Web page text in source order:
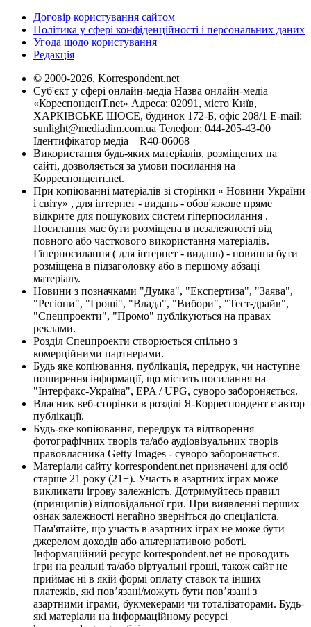
Договір користування сайтом
Політика у сфері конфіденційності і персональних даних
Угода щодо користування
Редакція
© 2000-2026, Korrespondent.net
Суб'єкт у сфері онлайн-медіа Назва онлайн-медіа –
«КореспонденТ.net» Адреса: 02091, місто Київ,
ХАРКІВСЬКЕ ШОСЕ, будинок 172-Б, офіс 208/1 E-mail:
sunlight@mediadim.com.ua Телефон: 044-205-43-00
Ідентифікатор медіа – R40-06068
Використання будь-яких матеріалів, розміщених на
сайті, дозволяється за умови посилання на
Корреспондент.net.
При копіюванні матеріалів зі сторінки « Новини України
і світу» , для інтернет - видань - обов'язкове пряме
відкрите для пошукових систем гіперпосилання .
Посилання має бути розміщена в незалежності від
повного або часткового використання матеріалів.
Гіперпосилання ( для інтернет - видань) - повинна бути
розміщена в підзаголовку або в першому абзаці
матеріалу.
Новини з позначками "Думка", "Експертиза", "Заява",
"Регіони", "Гроші", "Влада", "Вибори", "Тест-драйв",
"Спецпроекти", "Промо" публікуються на правах
реклами.
Розділ Спецпроекти створюється спільно з
комерційними партнерами.
Будь яке копіювання, публікація, передрук, чи наступне
поширення інформації, що містить посилання на
"Інтерфакс-Україна", EPA / UPG, суворо забороняється.
Власник веб-сторінки в розділі Я-Корреспондент є автор
публікації.
Будь-яке копіювання, передрук та відтворення
фотографічних творів та/або аудіовізуальних творів
правовласника Getty Images - суворо забороняється.
Матеріали сайту korrespondent.net призначені для осіб
старше 21 року (21+). Участь в азартних іграх може
викликати ігрову залежність. Дотримуйтесь правил
(принципів) відповідальної гри. При виявленні перших
ознак залежності негайно зверніться до спеціаліста.
Пам'ятайте, що участь в азартних іграх не може бути
джерелом доходів або альтернативою роботі.
Інформаційний ресурс korrespondent.net не проводить
ігри на реальні та/або віртуальні гроші, також сайт не
приймає ні в якій формі оплату ставок та інших
платежів, які пов’язані/можуть бути пов’язані з
азартними іграми, букмекерами чи тоталізаторами. Будь-
які матеріали на інформаційному ресурсі